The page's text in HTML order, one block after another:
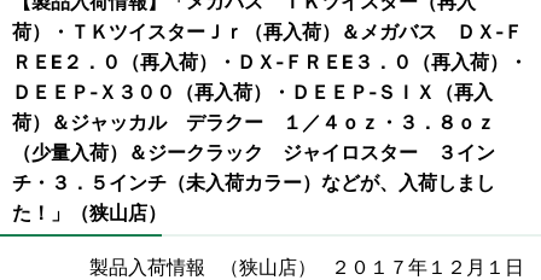
荷）・ＴＫツイスターＪｒ（再入荷）＆メガバス ＤＸ‐Ｆ
ＲＥE２．０（再入荷）・ＤＸ‐ＦＲＥE３．０（再入荷）・
ＤＥＥＰ‐Ｘ３００（再入荷）・ＤＥＥＰ‐ＳＩＸ（再入
荷）＆ジャッカル デラクー １／４ｏｚ・３．８ｏｚ
（少量入荷）＆ジークラック ジャイロスター ３イン
チ・３．５インチ（未入荷カラー）などが、入荷しまし
た！」（狭山店）
製品入荷情報 （狭山店） ２０１７年１２月１日